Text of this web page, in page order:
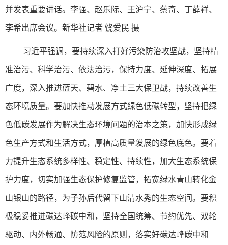
并发表重要讲话。李强、赵乐际、王沪宁、蔡奇、丁薛祥、
李希出席会议。新华社记者 饶爱民 摄
习近平强调，要持续深入打好污染防治攻坚战，坚持精
准治污、科学治污、依法治污，保持力度、延伸深度、拓展
广度，深入推进蓝天、碧水、净土三大保卫战，持续改善生
态环境质量。要加快推动发展方式绿色低碳转型，坚持把绿
色低碳发展作为解决生态环境问题的治本之策，加快形成绿
色生产方式和生活方式，厚植高质量发展的绿色底色。要着
力提升生态系统多样性、稳定性、持续性，加大生态系统保
护力度，切实加强生态保护修复监管，拓宽绿水青山转化金
山银山的路径，为子孙后代留下山清水秀的生态空间。要积
极稳妥推进碳达峰碳中和，坚持全国统筹、节约优先、双轮
驱动、内外畅通、防范风险的原则，落实好碳达峰碳中和